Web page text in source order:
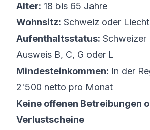
Alter: 18 bis 65 Jahre
Wohnsitz: Schweiz oder
Aufenthaltsstatus: Schweizer
Ausweis B, C, G oder L
Mindesteinkommen: In der
2'500 netto pro Monat
Keine offenen Betreibungen
Verlustscheine